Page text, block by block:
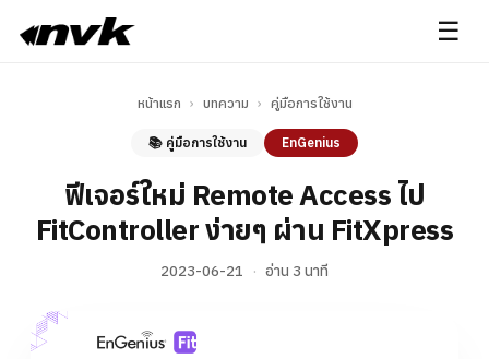
☰
หน้าแรก › บทความ › คู่มือการใช้งาน
📚 คู่มือการใช้งาน EnGenius
ฟีเจอร์ใหม่ Remote Access ไป
FitController ง่ายๆ ผ่าน FitXpress
2023-06-21 · อ่าน 3 นาที